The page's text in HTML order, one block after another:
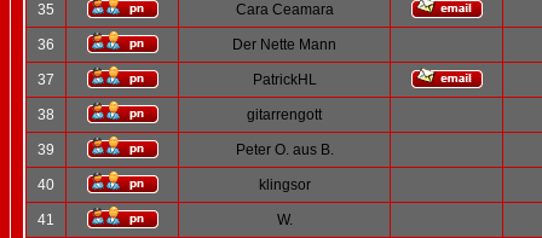
35 Cara Ceamara
36 Der Nette Mann
37 PatrickHL
38 gitarrengott
39 Peter O. aus B.
40 klingsor
41 W.